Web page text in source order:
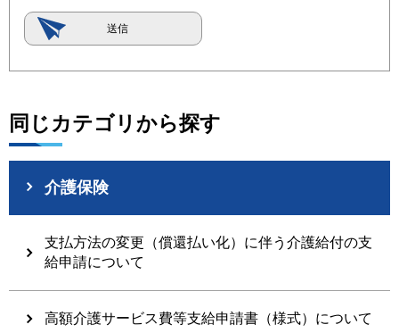
同じカテゴリから探す
介護保険
支払方法の変更（償還払い化）に伴う介護給付の支
給申請について
高額介護サービス費等支給申請書（様式）について